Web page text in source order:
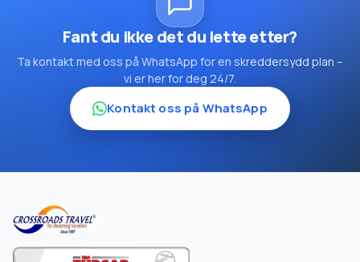
Fant du ikke det du lette etter?
Ta kontakt med oss på WhatsApp for en skreddersydd plan –
vi er her for deg 24/7.
Kontakt oss på WhatsApp